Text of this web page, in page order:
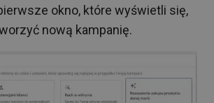
okno, które wyświetli się,
nową kampanię.